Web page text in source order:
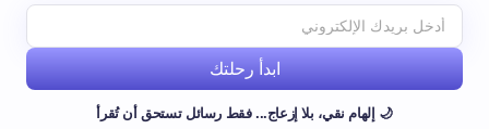
ابدأ رحلتك
🌙 إلهام نقي، بلا إزعاج... فقط رسائل تستحق أن تُقرأ